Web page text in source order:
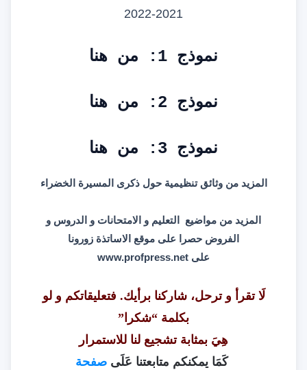
2021-2022
نموذج 1: من هنا
نموذج 2: من هنا
نموذج 3: من هنا
المزيد من وثائق تنظيمية حولذكرى المسيرة الخضراء
المزيد من مواضيع التعليم و الامتحانات و الدروس و
الفروض حصرا على موقع الاساتذة زورونا
على www.profpress.net
لَا تقرأ و ترحل، شاركنا برأيك. فتعليقاتكم و لو
بكلمة “شكرا”
هِيَ بمثابة تشجيع لنا للاستمرار
كَمَا يمكنكم متابعتنا عَلَى صفحة